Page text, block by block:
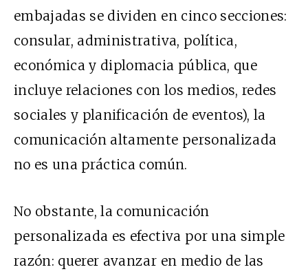
embajadas se dividen en cinco secciones:
consular, administrativa, política,
económica y diplomacia pública, que
incluye relaciones con los medios, redes
sociales y planificación de eventos), la
comunicación altamente personalizada
no es una práctica común.
No obstante, la comunicación
personalizada es efectiva por una simple
razón: querer avanzar en medio de las